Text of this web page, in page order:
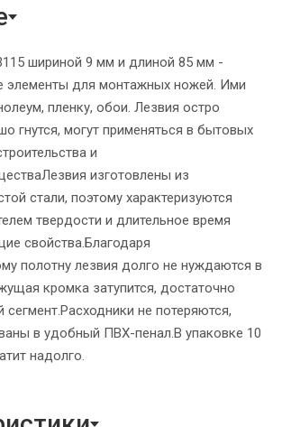
шириной 9 мм и длиной 85 мм -
элементы для монтажных ножей. Ими
пленку, обои. Лезвия остро
гнутся, могут применяться в бытовых
и
изготовлены из
стали, поэтому характеризуются
твердости и длительное время
свойства.Благодаря
полотну лезвия долго не нуждаются в
кромка затупится, достаточно
сегмент.Расходники не потеряются,
в удобный ПВХ-пенал.В упаковке 10
надолго.